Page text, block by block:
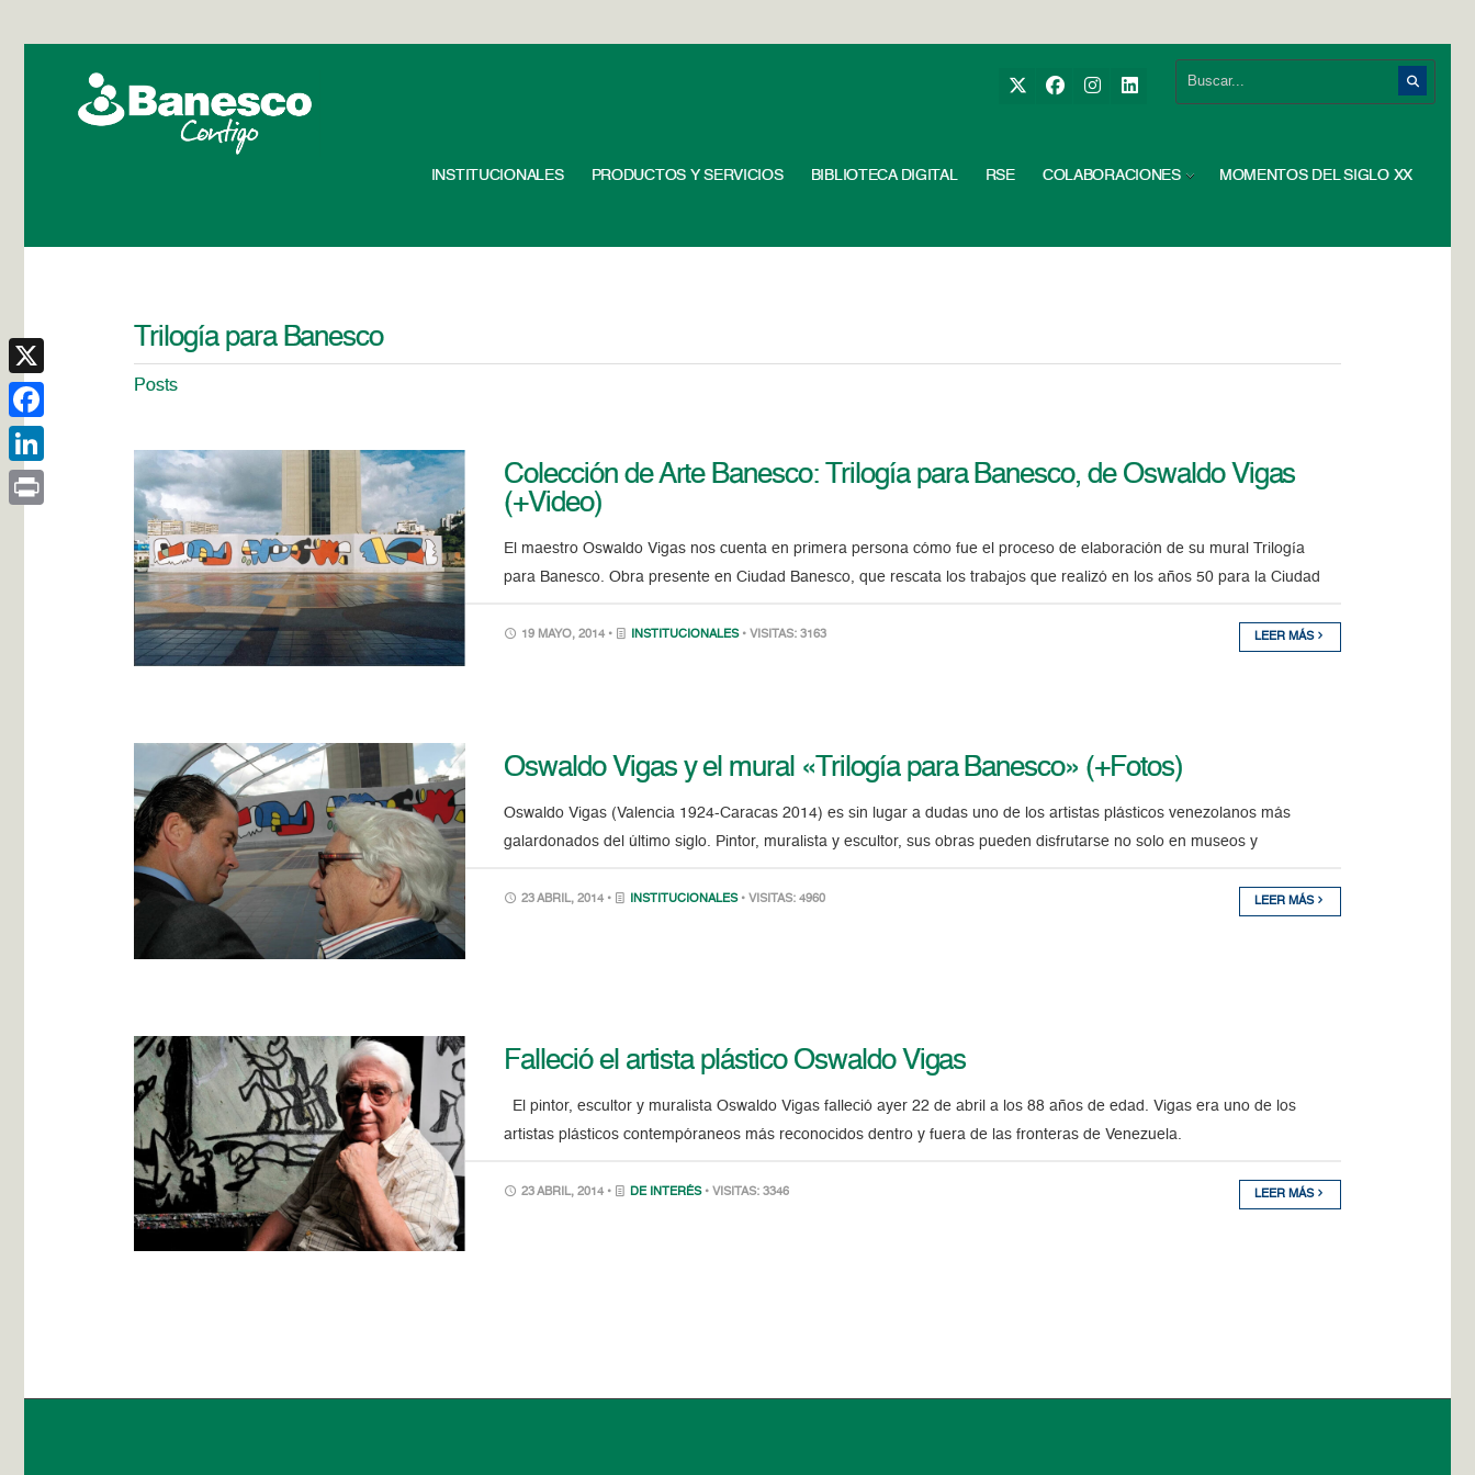
INSTITUCIONALES PRODUCTOS Y SERVICIOS BIBLIOTECA DIGITAL RSE COLABORACIONES MOMENTOS DEL SIGLO XX
Trilogía para Banesco
Posts
Colección de Arte Banesco: Trilogía para Banesco, de Oswaldo Vigas
(+Video)
El maestro Oswaldo Vigas nos cuenta en primera persona cómo fue el proceso de elaboración de su mural Trilogía
para Banesco. Obra presente en Ciudad Banesco, que rescata los trabajos que realizó en los años 50 para la Ciudad
19 MAYO, 2014 • INSTITUCIONALES • VISITAS: 3163 LEER MÁS
Oswaldo Vigas y el mural «Trilogía para Banesco» (+Fotos)
Oswaldo Vigas (Valencia 1924-Caracas 2014) es sin lugar a dudas uno de los artistas plásticos venezolanos más
galardonados del último siglo. Pintor, muralista y escultor, sus obras pueden disfrutarse no solo en museos y
23 ABRIL, 2014 • INSTITUCIONALES • VISITAS: 4960 LEER MÁS
Falleció el artista plástico Oswaldo Vigas
El pintor, escultor y muralista Oswaldo Vigas falleció ayer 22 de abril a los 88 años de edad. Vigas era uno de los
artistas plásticos contempóraneos más reconocidos dentro y fuera de las fronteras de Venezuela.
23 ABRIL, 2014 • DE INTERÉS • VISITAS: 3346 LEER MÁS
X
Facebook
LinkedIn